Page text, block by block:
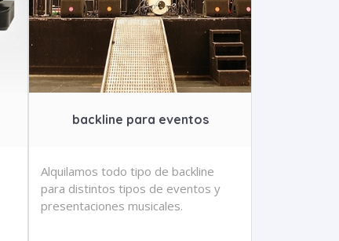
backline para eventos
Alquilamos todo tipo de backline
para distintos tipos de eventos y
presentaciones musicales.